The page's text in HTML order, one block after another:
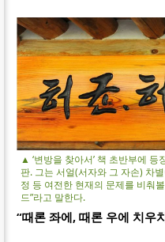
▲ ‘변방을 찾아서’ 책 초반부에
판. 그는 서얼(서자와 그 자손) 차
정 등 여전한 현재의 문제를 비춰
드”라고 말한다.
“때론 좌에, 때론 우에 치우